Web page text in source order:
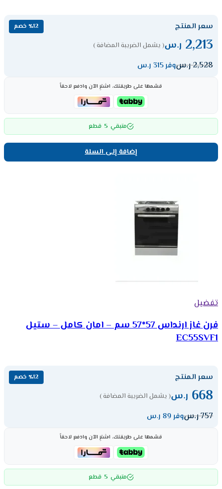
سعر المنتج ٪12 خصم
2,213 ر.س( يشمل الضريبة المضافة )
2,528ر.سوفر 315 ر.س
قسّمها على طريقتك، اشترِ الآن وادفع لاحقاً
متبقي 5 قطع
إضافة إلى السلة
تفضيل
فرن غاز ارنداس 57*57 سم – امان كامل – ستيل
EC55SVF1
سعر المنتج ٪12 خصم
668 ر.س( يشمل الضريبة المضافة )
757ر.سوفر 89 ر.س
قسّمها على طريقتك، اشترِ الآن وادفع لاحقاً
متبقي 5 قطع